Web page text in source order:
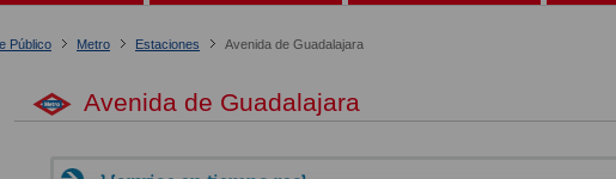
Público Metro Estaciones Avenida de Guadalajara
Avenida de Guadalajara